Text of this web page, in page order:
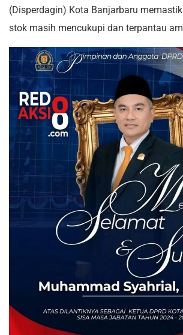
(Disperdagin) Kota Banjarbaru
stok masih mencukupi dan terpantau